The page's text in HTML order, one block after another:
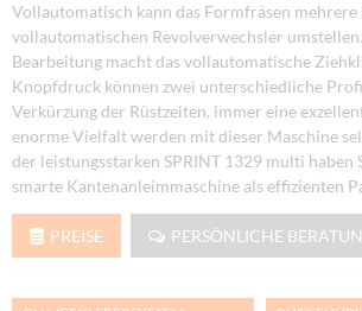
Vollautomatisch kann das Formfräsen
vollautomatischen Revolverwechsler
Bearbeitung macht das vollautomatische
Knopfdruck können zwei unterschiedliche
Verkürzung der Rüstzeiten, immer eine
enorme Vielfalt werden mit dieser Maschine
der leistungsstarken SPRINT 1329 multi haben
smarte Kantenanleimmaschine als effizienten
PREISE PERSÖNLICHE